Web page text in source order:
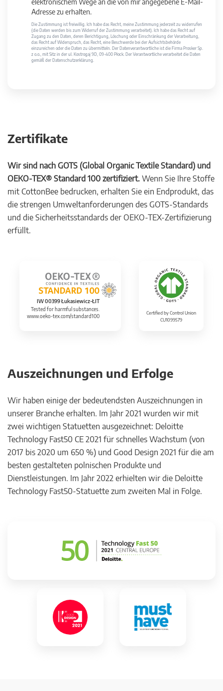
elektronischem Wege an die von mir angegebene E-Mail-
Adresse zu erhalten.
Die Zustimmung ist freiwillig. Ich habe das Recht, meine Zustimmung jederzeit zu widerrufen
(die Daten werden bis zum Widerruf der Zustimmung verarbeitet). Ich habe das Recht auf
Zugang zu den Daten, deren Berichtigung, Löschung oder Einschränkung der Verarbeitung,
das Recht auf Widerspruch, das Recht, eine Beschwerde bei der Aufsichtsbehörde
einzureichen oder die Daten zu übermitteln. Der Datenverantwortliche ist die Firma Prosker Sp.
z o.o., mit Sitz in der ul. Kostrogaj 9D, 09-400 Płock. Der Verantwortliche verarbeitet die Daten
gemäß der Datenschutzerklärung.
Zertifikate
Wir sind nach GOTS (Global Organic Textile Standard) und
OEKO-TEX® Standard 100 zertifiziert. Wenn Sie Ihre Stoffe
mit CottonBee bedrucken, erhalten Sie ein Endprodukt, das
die strengen Umweltanforderungen des GOTS-Standards
und die Sicherheitsstandards der OEKO-TEX-Zertifizierung
erfüllt.
IW 00399 Łukasiewicz-ŁIT
Tested for harmful substances.
www.oeko-tex.com/standard100
Certified by Control Union
CU1099579
Auszeichnungen und Erfolge
Wir haben einige der bedeutendsten Auszeichnungen in
unserer Branche erhalten. Im Jahr 2021 wurden wir mit
zwei wichtigen Statuetten ausgezeichnet: Deloitte
Technology Fast50 CE 2021 für schnelles Wachstum (von
2017 bis 2020 um 650 %) und Good Design 2021 für die am
besten gestalteten polnischen Produkte und
Dienstleistungen. Im Jahr 2022 erhielten wir die Deloitte
Technology Fast50-Statuette zum zweiten Mal in Folge.